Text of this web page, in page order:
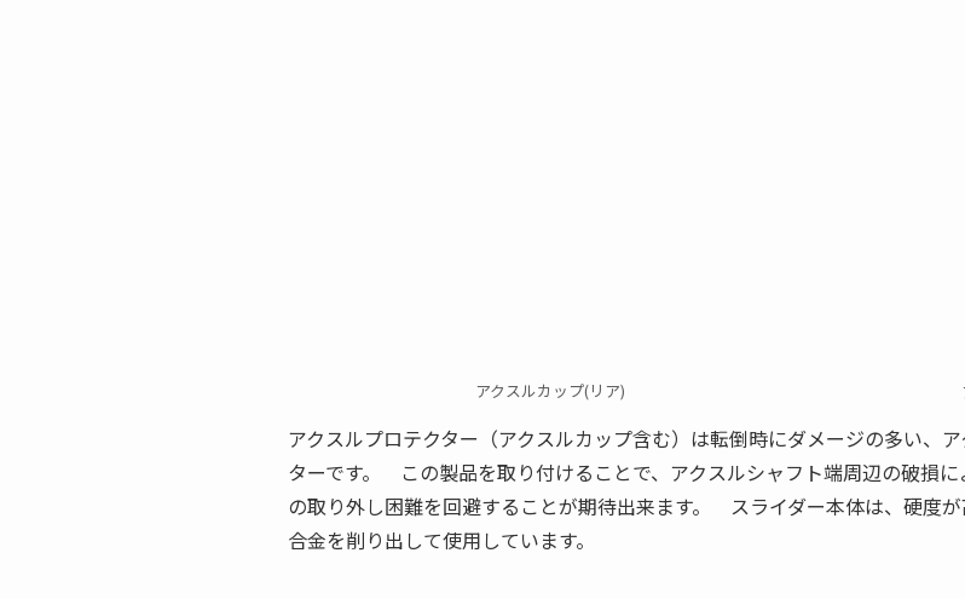
アクスルカップ(リア)
アクスルプロテクター（アクスルカップ含む）は転倒時にダメージの多い、
ターです。 この製品を取り付けることで、アクスルシャフト端周辺の破損
の取り外し困難を回避することが期待出来ます。 スライダー本体は、硬度
合金を削り出して使用しています。